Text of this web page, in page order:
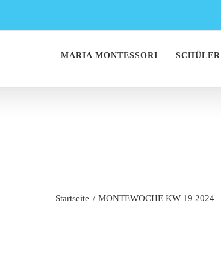
MARIA MONTESSORI SCHÜLER
Startseite MONTEWOCHE KW 19 2024